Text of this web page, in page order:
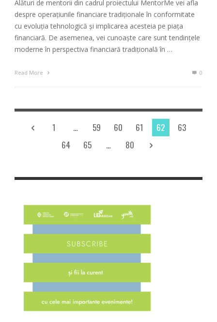
Alături de mentorii din cadrul proiectului MentorMe vei afla
despre operațiunile financiare tradiționale în conformitate
cu evoluția tehnologică și implicarea acesteia pe piața
financiară. De asemenea, vei cunoaște care sunt tendințele
moderne în perspectiva financiară tradițională în …
Read More 0
1 … 59 60 61 62
63
64
65 … 80